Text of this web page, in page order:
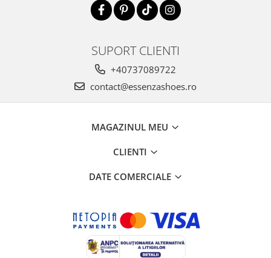
SUPORT CLIENTI
+40737089722
contact@essenzashoes.ro
MAGAZINUL MEU
CLIENTI
DATE COMERCIALE